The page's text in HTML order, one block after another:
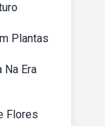
Plantas
Na Era
Flores